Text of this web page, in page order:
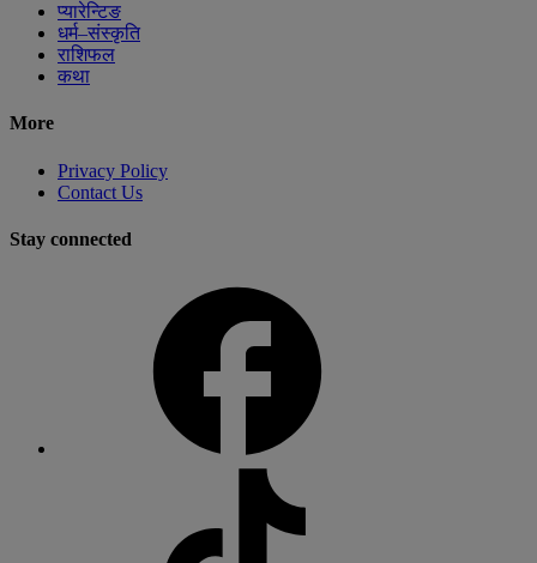
प्यारेन्टिङ
धर्म–संस्कृति
राशिफल
कथा
More
Privacy Policy
Contact Us
Stay connected